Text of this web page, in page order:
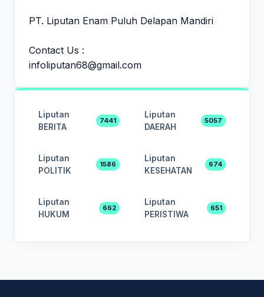
PT. Liputan Enam Puluh Delapan Mandiri
Contact Us :
infoliputan68@gmail.com
Liputan
BERITA
7441
Liputan
DAERAH
5057
Liputan
POLITIK
1586
Liputan
KESEHATAN
674
Liputan
HUKUM
662
Liputan
PERISTIWA
651